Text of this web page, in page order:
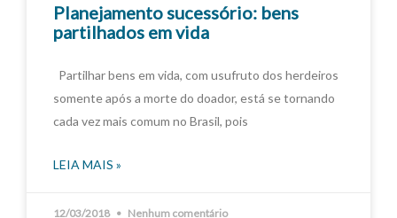
Planejamento sucessório: bens
partilhados em vida
Partilhar bens em vida, com usufruto dos herdeiros
somente após a morte do doador, está se tornando
cada vez mais comum no Brasil, pois
LEIA MAIS »
12/03/2018 Nenhum comentário